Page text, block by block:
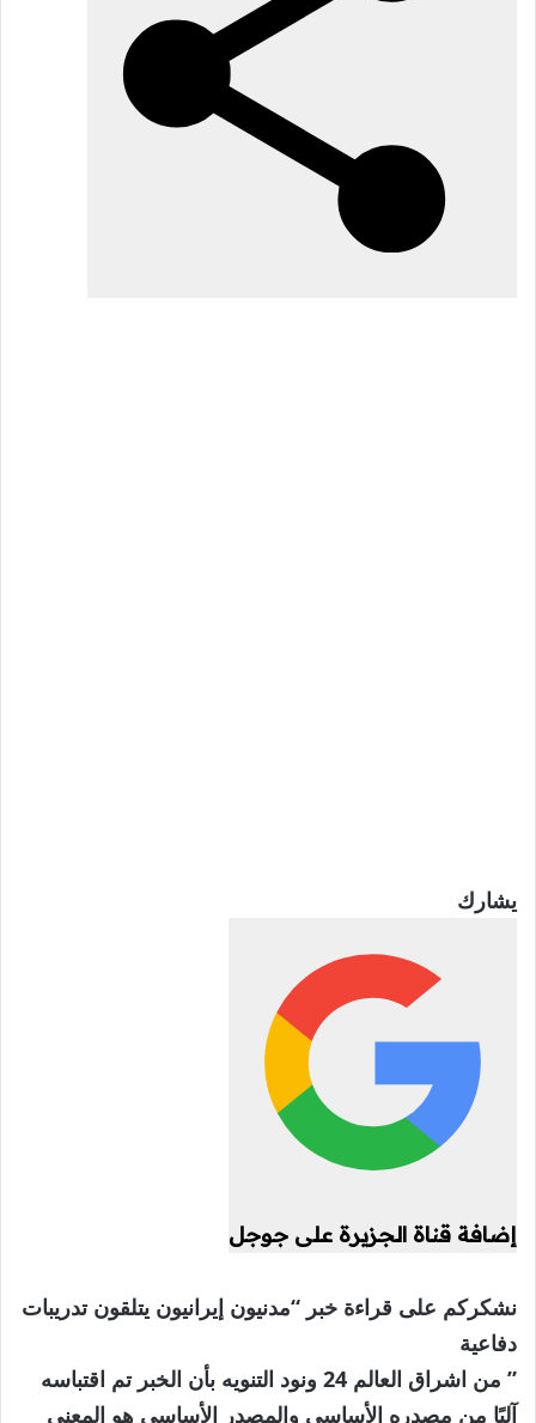
يشارك
إضافة قناة الجزيرة على جوجل
نشكركم على قراءة خبر “مدنيون إيرانيون يتلقون تدريبات
دفاعية
” من اشراق العالم 24 ونود التنويه بأن الخبر تم اقتباسه
آليًا من مصدره الأساسي والمصدر الأساسي هو المعني